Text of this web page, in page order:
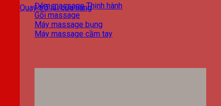
Quay trở lại cửa hàng
Đệm massage
Gối massage
Máy massage bụng
Máy massage cầm tay